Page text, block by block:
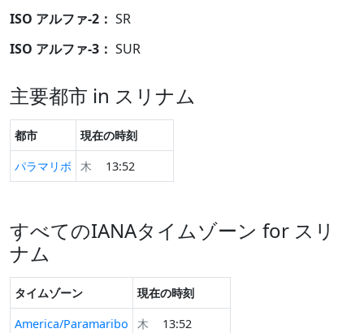
ISO アルファ-2： SR
ISO アルファ-3： SUR
主要都市 in スリナム
都市
現在の時刻
パラマリボ
木 13:53
すべてのIANAタイムゾーン for スリ
ナム
タイムゾーン
現在の時刻
America/Paramaribo
木 13:53